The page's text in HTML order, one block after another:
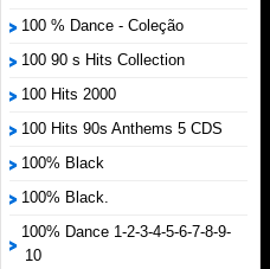
100 % Dance - Coleção
100 90 s Hits Collection
100 Hits 2000
100 Hits 90s Anthems 5 CDS
100% Black
100% Black.
100% Dance 1-2-3-4-5-6-7-8-9-
10